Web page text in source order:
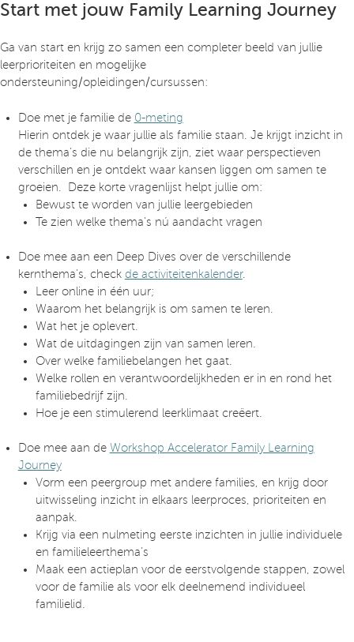
Start met jouw Family Learning Journey
Ga van start en krijg zo samen een completer beeld van jullie
leerprioriteiten en mogelijke
ondersteuning/opleidingen/cursussen:
Doe met je familie de 0-meting
Hierin ontdek je waar jullie als familie staan. Je krijgt inzicht in
de thema’s die nu belangrijk zijn, ziet waar perspectieven
verschillen en je ontdekt waar kansen liggen om samen te
groeien. Deze korte vragenlijst helpt jullie om:
Bewust te worden van jullie leergebieden
Te zien welke thema’s nú aandacht vragen
Doe mee aan een Deep Dives over de verschillende
kernthema's, check de activiteitenkalender.
Leer online in één uur;
Waarom het belangrijk is om samen te leren.
Wat het je oplevert.
Wat de uitdagingen zijn van samen leren.
Over welke familiebelangen het gaat.
Welke rollen en verantwoordelijkheden er in en rond het
familiebedrijf zijn.
Hoe je een stimulerend leerklimaat creëert.
Doe mee aan de Workshop Accelerator Family Learning
Journey
Vorm een peergroup met andere families, en krijg door
uitwisseling inzicht in elkaars leerproces, prioriteiten en
aanpak.
Krijg via een nulmeting eerste inzichten in jullie individuele
en familieleerthema’s
Maak een actieplan voor de eerstvolgende stappen, zowel
voor de familie als voor elk deelnemend individueel
familielid.